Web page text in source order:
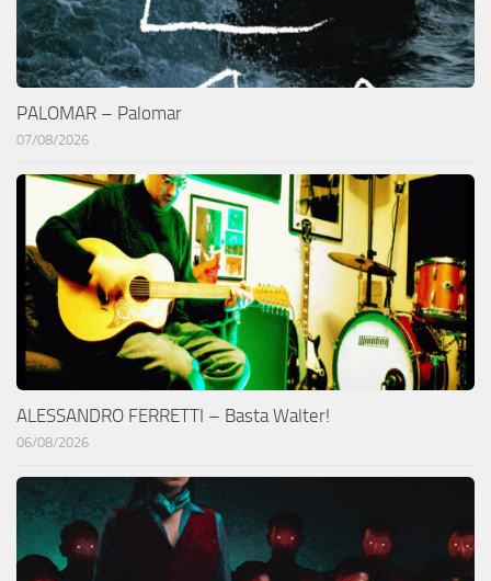
PALOMAR – Palomar
07/08/2026
ALESSANDRO FERRETTI – Basta Walter!
06/08/2026